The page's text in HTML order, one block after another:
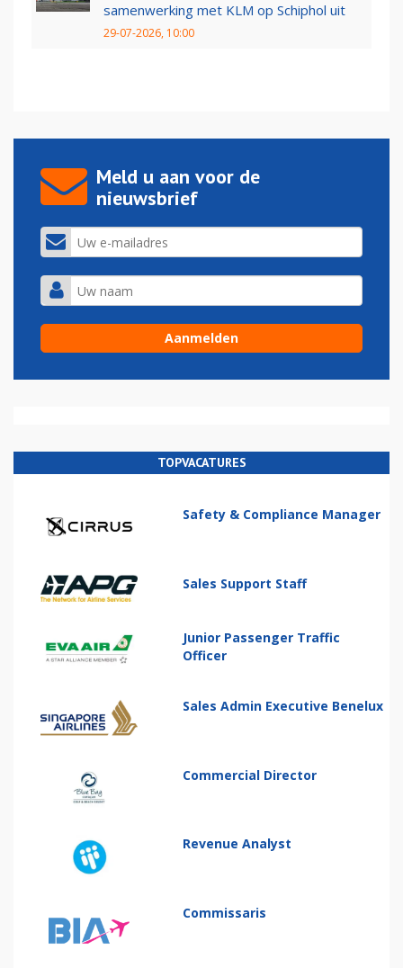
samenwerking met KLM op Schiphol uit
29-07-2026, 10:00
Meld u aan voor de
nieuwsbrief
TOPVACATURES
Safety & Compliance Manager
Sales Support Staff
Junior Passenger Traffic
Officer
Sales Admin Executive Benelux
Commercial Director
Revenue Analyst
Commissaris